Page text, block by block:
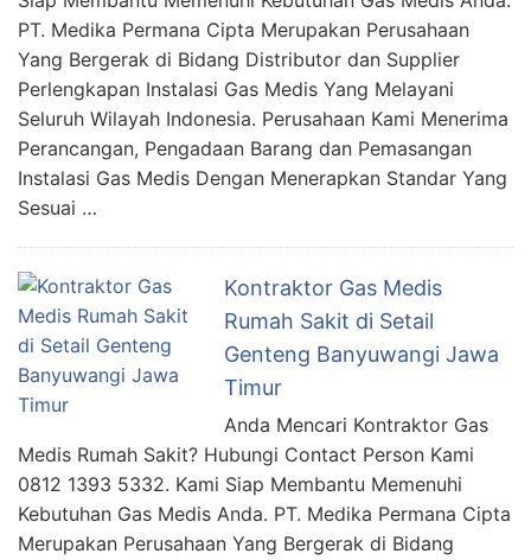
PT. Medika Permana Cipta Merupakan Perusahaan
Yang Bergerak di Bidang Distributor dan Supplier
Perlengkapan Instalasi Gas Medis Yang Melayani
Seluruh Wilayah Indonesia. Perusahaan Kami Menerima
Perancangan, Pengadaan Barang dan Pemasangan
Instalasi Gas Medis Dengan Menerapkan Standar Yang
Sesuai …
Kontraktor Gas Medis
Rumah Sakit di Setail
Genteng Banyuwangi Jawa
Timur
Anda Mencari Kontraktor Gas
Medis Rumah Sakit? Hubungi Contact Person Kami
0812 1393 5332. Kami Siap Membantu Memenuhi
Kebutuhan Gas Medis Anda. PT. Medika Permana Cipta
Merupakan Perusahaan Yang Bergerak di Bidang